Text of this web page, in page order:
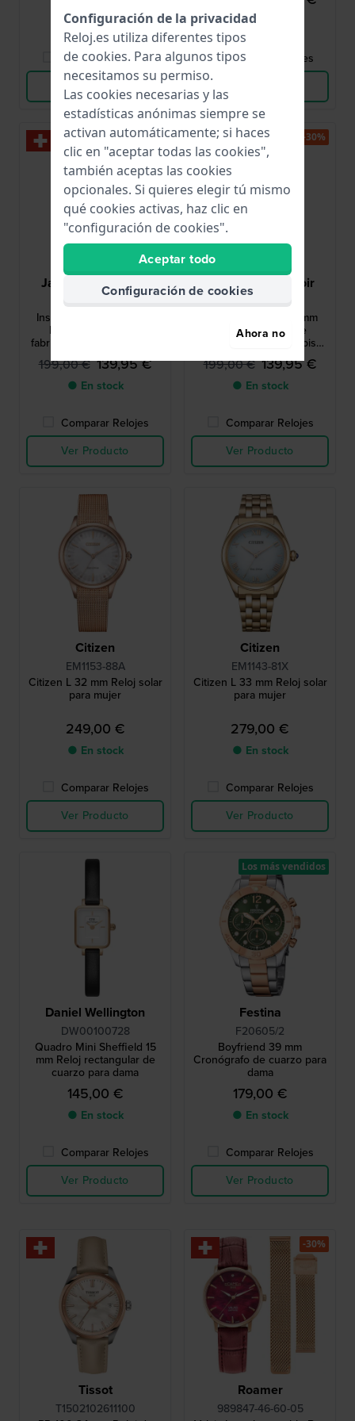
● En stock
Comparar Relojes
Ver Producto
● En stock
Comparar Relojes
Jacques du Manoir
Inspiration Prime 26 mm
Reloj de cuarzo de
fabricación suiza con bisel
199,00 € 139,95 €
● En stock
Comparar Relojes
Ver Producto
-30%
Jacques du Manoir
Inspiration Prime 31 mm
Reloj de cuarzo de
fabricación suiza con bisel
199,00 € 139,95 €
● En stock
Comparar Relojes
Ver Producto
-30%
Citizen
EM1153-88A
Citizen L 32 mm Reloj solar
para mujer
249,00 €
● En stock
Comparar Relojes
Ver Producto
Citizen
EM1143-81X
Citizen L 33 mm Reloj solar
para mujer
279,00 €
● En stock
Comparar Relojes
Ver Producto
Daniel Wellington
DW00100728
Quadro Mini Sheffield 15
mm Reloj rectangular de
cuarzo para dama
145,00 €
● En stock
Comparar Relojes
Ver Producto
Festina
F20605/2
Boyfriend 39 mm
Cronógrafo de cuarzo para
dama
179,00 €
● En stock
Comparar Relojes
Ver Producto
Los más vendidos
Tissot
T1502102611100
Roamer
989847-46-60-05
-30%
Configuración de la privacidad
Reloj.es utiliza diferentes tipos
de cookies. Para algunos tipos
necesitamos su permiso.
Las cookies necesarias y las
estadísticas anónimas siempre se
activan automáticamente; si haces
clic en "aceptar todas las cookies",
también aceptas las cookies
opcionales. Si quieres elegir tú mismo
qué cookies activas, haz clic en
"configuración de cookies".
Aceptar todo
Configuración de cookies
Ahora no